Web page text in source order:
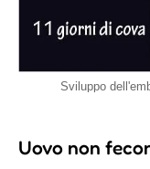
Sviluppo
Uovo non